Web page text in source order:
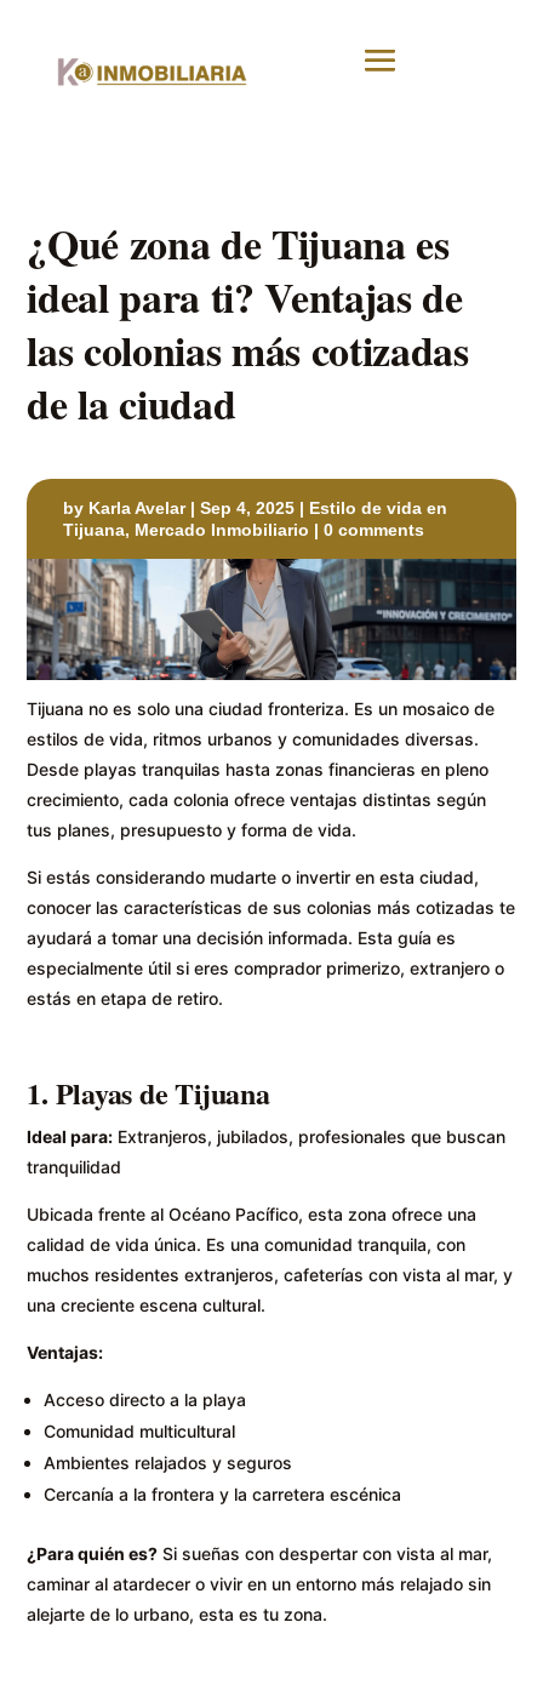
¿Qué zona de Tijuana es
ideal para ti? Ventajas de
las colonias más cotizadas
de la ciudad
by Karla Avelar|Sep 4, 2025 | Estilo de vida en
Tijuana, Mercado Inmobiliario |0 comments
Tijuana no es solo una ciudad fronteriza. Es un mosaico de
estilos de vida, ritmos urbanos y comunidades diversas.
Desde playas tranquilas hasta zonas financieras en pleno
crecimiento, cada colonia ofrece ventajas distintas según
tus planes, presupuesto y forma de vida.
Si estás considerando mudarte o invertir en esta ciudad,
conocer las características de sus colonias más cotizadas te
ayudará a tomar una decisión informada. Esta guía es
especialmente útil si eres comprador primerizo, extranjero o
estás en etapa de retiro.
1. Playas de Tijuana
Ideal para: Extranjeros, jubilados, profesionales que buscan
tranquilidad
Ubicada frente al Océano Pacífico, esta zona ofrece una
calidad de vida única. Es una comunidad tranquila, con
muchos residentes extranjeros, cafeterías con vista al mar, y
una creciente escena cultural.
Ventajas:
Acceso directo a la playa
Comunidad multicultural
Ambientes relajados y seguros
Cercanía a la frontera y la carretera escénica
¿Para quién es? Si sueñas con despertar con vista al mar,
caminar al atardecer o vivir en un entorno más relajado sin
alejarte de lo urbano, esta es tu zona.